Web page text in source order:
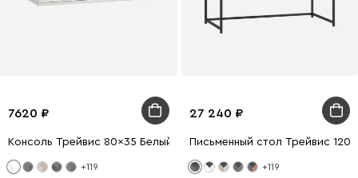
7620
Консоль Трейвис 80x35 Белый
+119
27 240
Письменный стол Трейвис
+119